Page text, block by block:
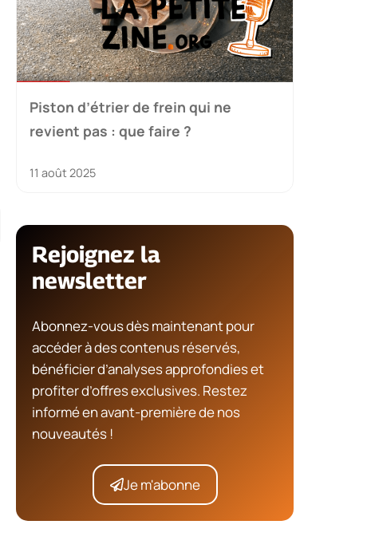
Piston d’étrier de frein qui ne
revient pas : que faire ?
11 août 2025
Rejoignez la
newsletter
Abonnez-vous dès maintenant pour
accéder à des contenus réservés,
bénéficier d’analyses approfondies et
profiter d’offres exclusives. Restez
informé en avant-première de nos
nouveautés !
Je m'abonne